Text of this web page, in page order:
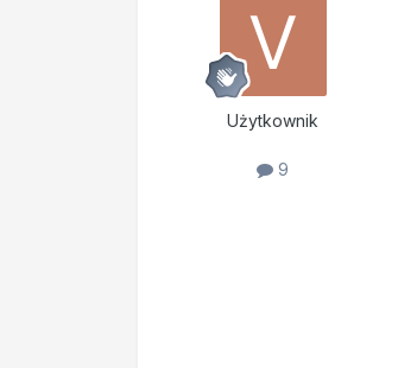
Użytkownik
9